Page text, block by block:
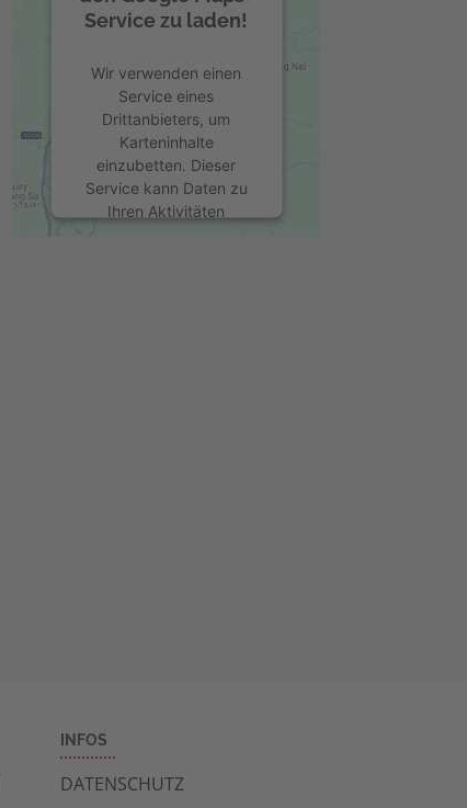
Service zu laden!
Wir verwenden einen
Service eines
Drittanbieters, um
Karteninhalte
einzubetten. Dieser
Service kann Daten zu
Ihren Aktivitäten
sammeln. Bitte lesen Sie
INFOS
DATENSCHUTZ